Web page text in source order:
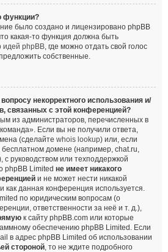
функции?
было создано и лицензировано phpBB
какая-то функция должна быть
идей phpBB, где можно отдать свой голос
собственные.
некорректного использования и/
связанных с этой конференцией?
из администраторов, перечисленных в
Если вы не получили ответа,
(сделайте whois lookup) или, если
домене (например, chat.ru,
с руководством или техподдержкой
phpBB Limited не имеет никакого
и не может нести никакой
как данная конференция используется.
по юридическим вопросам (о
ответственности за неё и т. д.),
к сайту phpBB.com или которые
обеспечению phpBB Limited. Если
в адрес phpBB Limited об использовании
стороной, то не ждите подробного